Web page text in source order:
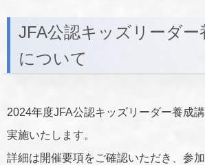
JFA公認キッズリーダー
について
2024年度JFA公認キッズリーダー養成
実施いたします。
詳細は開催要項をご確認いただき、参